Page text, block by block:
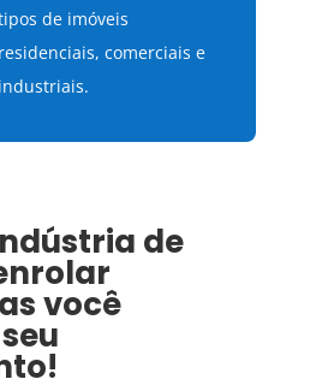
de imóveis
residenciais, comerciais e
industriais.
de
você